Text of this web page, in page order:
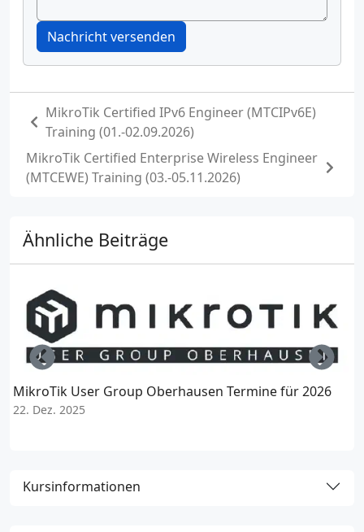
Nachricht versenden
MikroTik Certified IPv6 Engineer (MTCIPv6E)
Training (01.-02.09.2026)
MikroTik Certified Enterprise Wireless Engineer
(MTCEWE) Training (03.-05.11.2026)
Ähnliche Beiträge
MikroTik User Group Oberhausen Termine für 2026
22. Dez. 2025
Left
Kursinformationen